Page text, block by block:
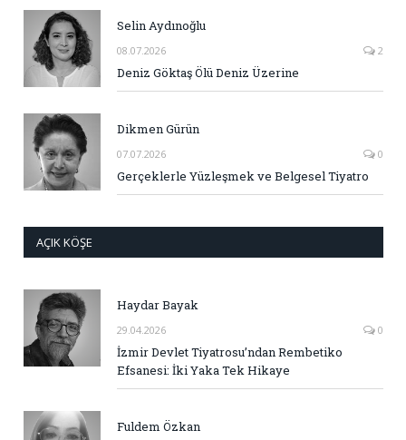
Selin Aydınoğlu
08.07.2026 2
Deniz Göktaş Ölü Deniz Üzerine
Dikmen Gürün
07.07.2026 0
Gerçeklerle Yüzleşmek ve Belgesel Tiyatro
AÇIK KÖŞE
Haydar Bayak
29.04.2026 0
İzmir Devlet Tiyatrosu’ndan Rembetiko
Efsanesi: İki Yaka Tek Hikaye
Fuldem Özkan